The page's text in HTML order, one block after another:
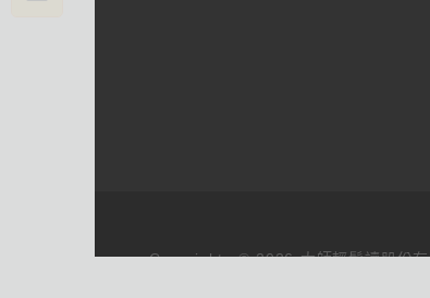
Copyrights © 2026 大師輕鬆讀股份